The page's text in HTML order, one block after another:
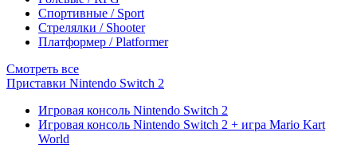
Спортивные / Sport
Стрелялки / Shooter
Платформер / Platformer
Смотреть все
Приставки Nintendo Switch 2
Игровая консоль Nintendo Switch 2
Игровая консоль Nintendo Switch 2 + игра Mario Kart
World